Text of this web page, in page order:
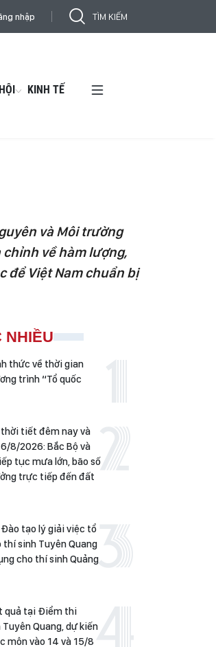
nhập
KINH TẾ
và Môi trường
chỉnh về hàm lượng,
để Việt Nam chuẩn bị
NHIỀU
thức về thời gian
trình “Tổ quốc
tiết đêm nay và
8/2026: Bắc Bộ và
tục mưa lớn, bão số
trực tiếp đến đất
Đào tạo lý giải việc tổ
sinh Tuyên Quang
cho thí sinh Quảng
quả tại Điểm thi
Quang, dự kiến
môn vào 14 và 15/8